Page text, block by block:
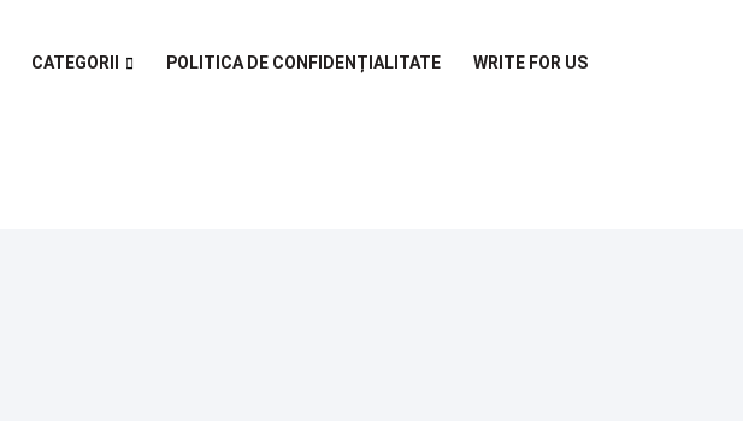
CATEGORII POLITICA DE CONFIDENȚIALITATE WRITE FOR US